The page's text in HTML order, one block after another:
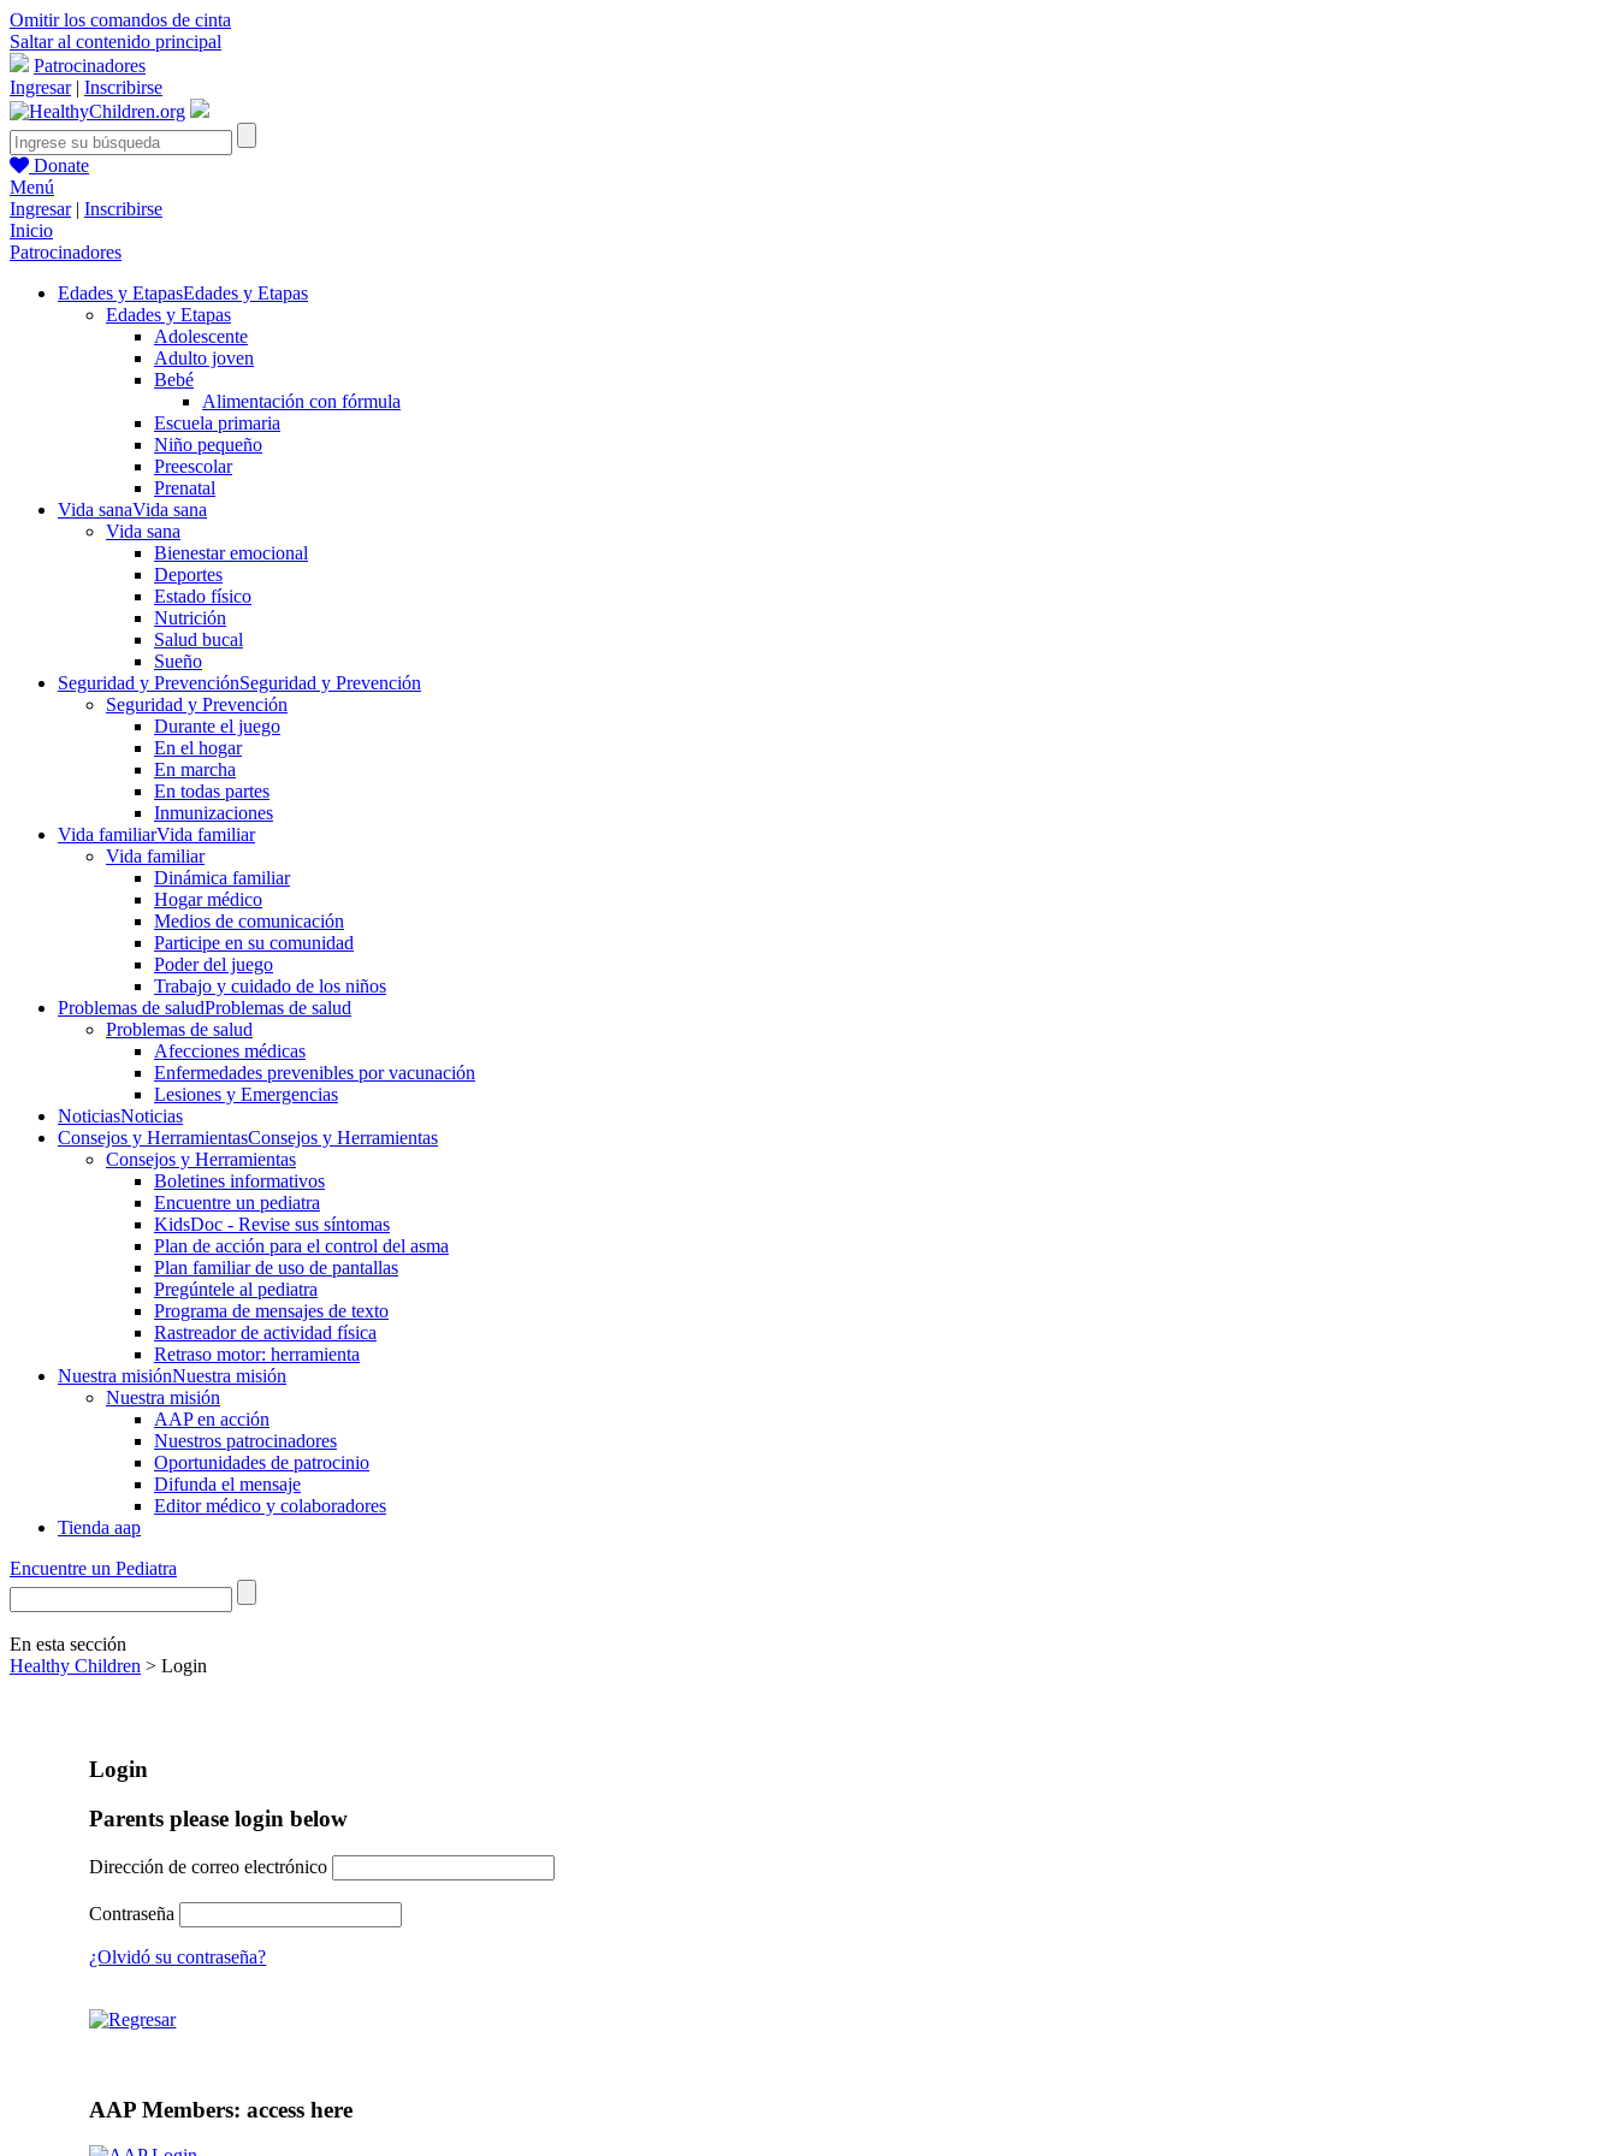
Omitir los comandos de cinta
Saltar al contenido principal
Patrocinadores
Ingresar| Inscribirse
Donate
Menú
Ingresar| Inscribirse
Inicio
Patrocinadores
Edades y EtapasEdades y Etapas
Edades y Etapas
Adolescente
Adulto joven
Bebé
Alimentación con fórmula
Escuela primaria
Niño pequeño
Preescolar
Prenatal
Vida sanaVida sana
Vida sana
Bienestar emocional
Deportes
Estado físico
Nutrición
Salud bucal
Sueño
Seguridad y PrevenciónSeguridad y Prevención
Seguridad y Prevención
Durante el juego
En el hogar
En marcha
En todas partes
Inmunizaciones
Vida familiarVida familiar
Vida familiar
Dinámica familiar
Hogar médico
Medios de comunicación
Participe en su comunidad
Poder del juego
Trabajo y cuidado de los niños
Problemas de saludProblemas de salud
Problemas de salud
Afecciones médicas
Enfermedades prevenibles por vacunación
Lesiones y Emergencias
NoticiasNoticias
Consejos y HerramientasConsejos y Herramientas
Consejos y Herramientas
Boletines informativos
Encuentre un pediatra
KidsDoc - Revise sus síntomas
Plan de acción para el control del asma
Plan familiar de uso de pantallas
Pregúntele al pediatra
Programa de mensajes de texto
Rastre​​ador de activida​d física
Retraso motor: herramienta
Nuestra misiónNuestra misión
Nuestra misión
AAP en acción
Nuestros patrocinadores
Oportunidades de patrocinio
Difunda el mensaje
Editor médico y colaboradores
Tienda aap
Encuentre un Pediatra
En esta sección
Healthy Children > Login
Login
Parents please login below
Dirección de correo electrónico
Contraseña
¿Olvidó su contraseña?
AAP Members: access here